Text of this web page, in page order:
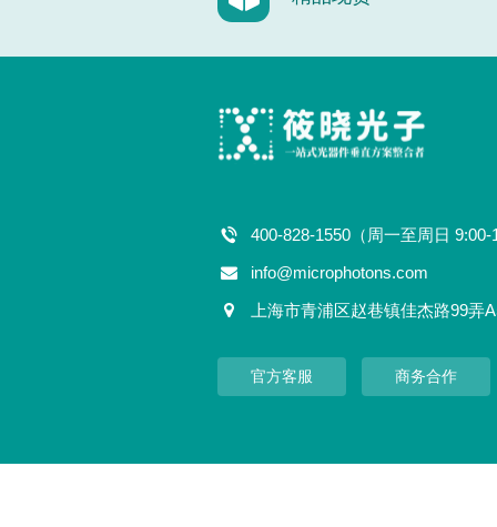
400-828-1550（周一至周日 9:00-
info@microphotons.com
上海市青浦区赵巷镇佳杰路99弄
官方客服 商务合作